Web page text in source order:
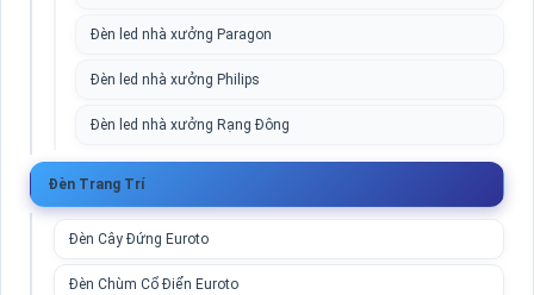
Đèn led nhà xưởng Paragon
Đèn led nhà xưởng Philips
Đèn led nhà xưởng Rạng Đông
Đèn Trang Trí
Đèn Cây Đứng Euroto
Đèn Chùm Cổ Điển Euroto